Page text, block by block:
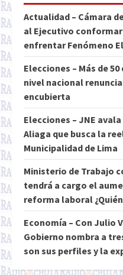
Actualidad – Cámara
al Ejecutivo
enfrentar Fenómeno
Elecciones – Más de
nivel nacional
encubierta
Elecciones – JNE
Aliaga que busca la
Municipalidad de Lima
Ministerio de Trabajo
tendrá a cargo el
reforma laboral
Economía – Con Julio
Gobierno nombra a
son sus perfiles y la